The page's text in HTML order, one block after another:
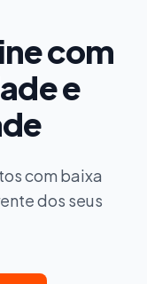
com
e
com baixa
dos seus